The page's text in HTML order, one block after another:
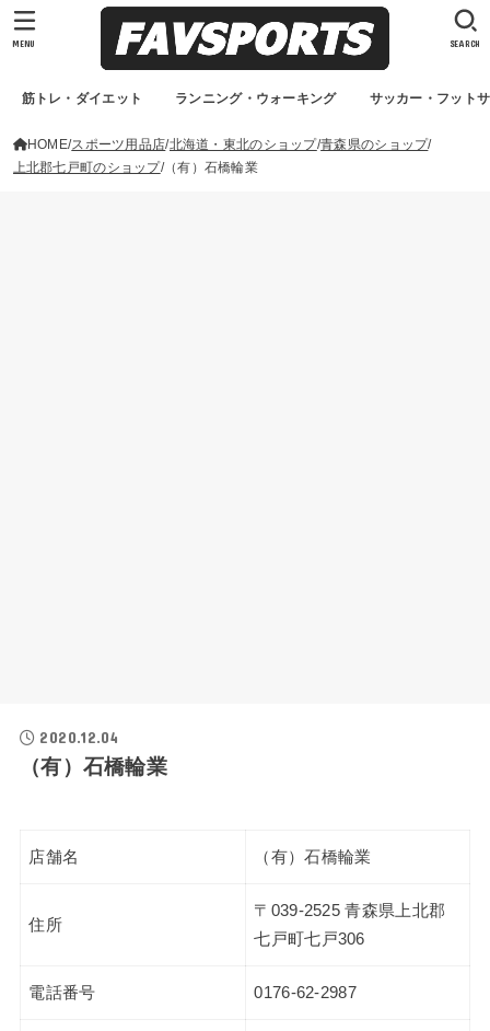
筋トレ・ダイエット ランニング・ウォーキング サッカー・フット
SEARCH
MENU
HOME スポーツ用品店 北海道・東北のショップ 青森県のショップ
上北郡七戸町のショップ （有）石橋輪業
2020.12.04
（有）石橋輪業
店舗名 （有）石橋輪業
住所
〒039-2525 青森県上北郡
七戸町七戸306
電話番号 0176-62-2987